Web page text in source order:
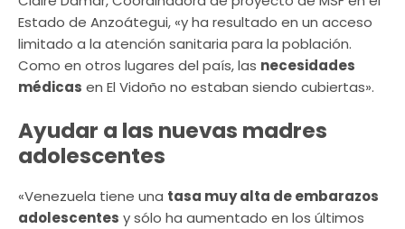
Estado de Anzoátegui, «y ha resultado en un acceso
limitado a la atención sanitaria para la población.
Como en otros lugares del país, las necesidades
médicas en El Vidoño no estaban siendo cubiertas».
Ayudar a las nuevas madres
adolescentes
«Venezuela tiene una tasa muy alta de embarazos
adolescentes y sólo ha aumentado en los últimos